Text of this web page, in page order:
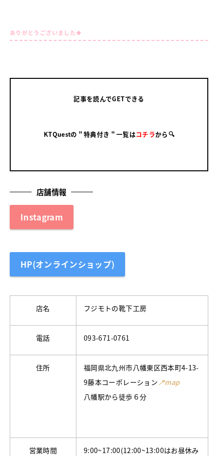
ありがとうございました🍀
記事を読んでGETできる
KTQuestの＂特典付き＂一覧はコチラから🔍
店舗情報
Instagram
HP(オンラインショップ)
店名 フジモトの靴下工房
電話 093-671-0761
住所
福岡県北九州市八幡東区西本町4-13-
9藤本コーポレーション📍map
八幡駅から徒歩６分
営業時間
9:00~17:00(12:00~13:00はお昼休み